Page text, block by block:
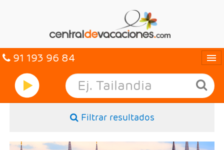
91 193 96 84
Entrar
VACACIONES
Filtrar resultados